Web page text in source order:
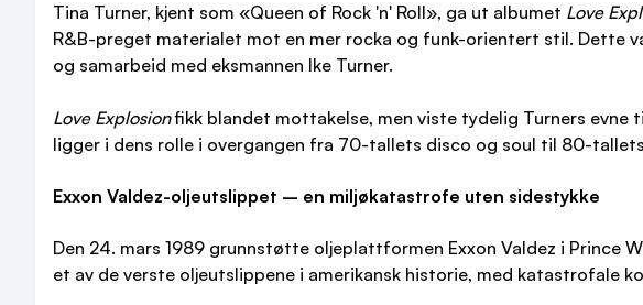
Tina Turner, kjent som «Queen of Rock 'n' Roll», ga ut albumet Love
R&B-preget materialet mot en mer rocka og funk-orientert stil. Dette
og samarbeid med eksmannen Ike Turner.
Love Explosionfikk blandet mottakelse, men viste tydelig Turners evne
ligger i dens rolle i overgangen fra 70-tallets disco og soul til 80-
Exxon Valdez-oljeutslippet – en miljøkatastrofe uten sidestykke
Den 24. mars 1989 grunnstøtte oljeplattformen Exxon Valdez i Prince
et av de verste oljeutslippene i amerikansk historie, med katastrofale